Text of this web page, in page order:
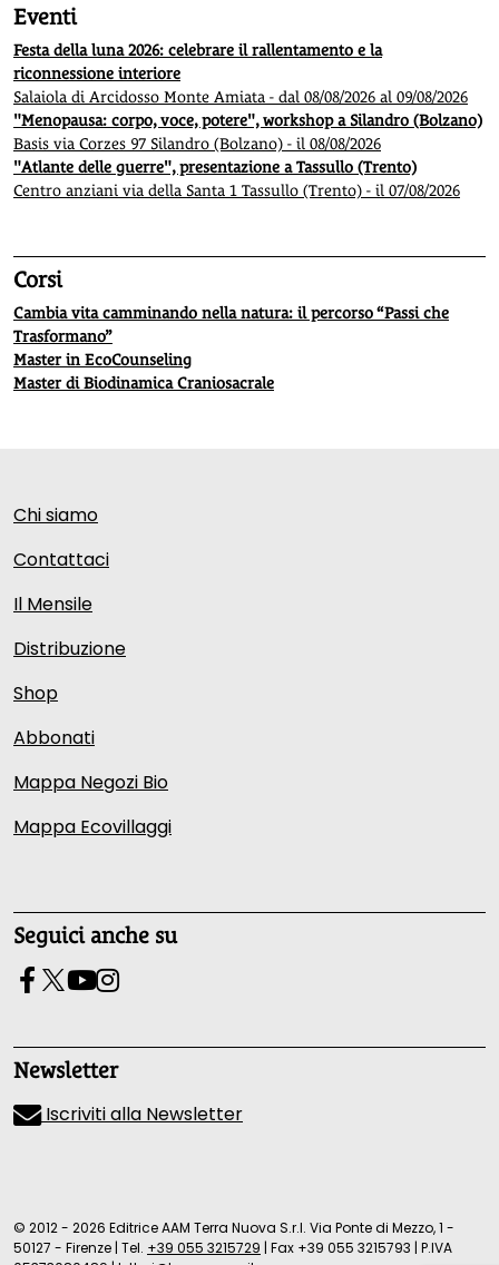
Eventi
Festa della luna 2026: celebrare il rallentamento e la
riconnessione interiore
Salaiola di Arcidosso Monte Amiata - dal 08/08/2026 al 09/08/2026
"Menopausa: corpo, voce, potere", workshop a Silandro (Bolzano)
Basis via Corzes 97 Silandro (Bolzano) - il 08/08/2026
"Atlante delle guerre", presentazione a Tassullo (Trento)
Centro anziani via della Santa 1 Tassullo (Trento) - il 07/08/2026
Corsi
Cambia vita camminando nella natura: il percorso “Passi che
Trasformano”
Master in EcoCounseling
Master di Biodinamica Craniosacrale
Chi siamo
Contattaci
Il Mensile
Distribuzione
Shop
Abbonati
Mappa Negozi Bio
Mappa Ecovillaggi
Seguici anche su
Newsletter
Iscriviti alla Newsletter
© 2012 - 2026 Editrice AAM Terra Nuova S.r.l. Via Ponte di Mezzo, 1 -
50127 - Firenze | Tel. +39 055 3215729 | Fax +39 055 3215793 | P.IVA